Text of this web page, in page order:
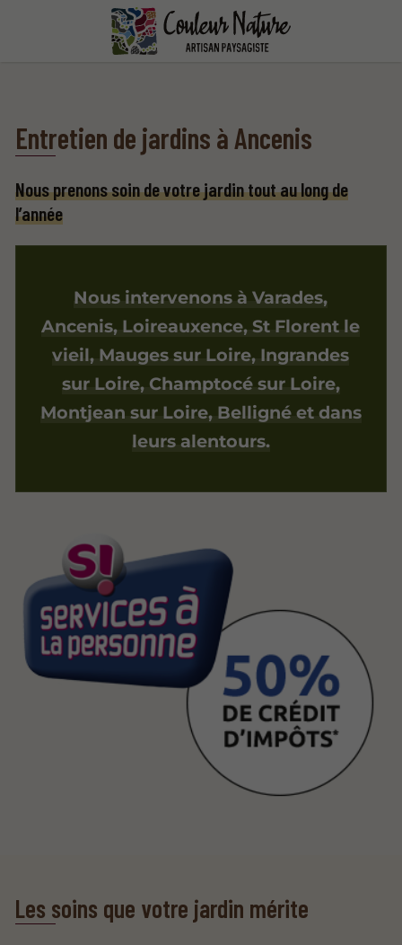
Entretien de jardins à Ancenis
Nous prenons soin de votre jardin tout au long de
l’année
Nous intervenons à Varades,
Ancenis, Loireauxence, St Florent le
vieil, Mauges sur Loire, Ingrandes
sur Loire, Champtocé sur Loire,
Montjean sur Loire, Belligné et dans
leurs alentours.
Les soins que votre jardin mérite